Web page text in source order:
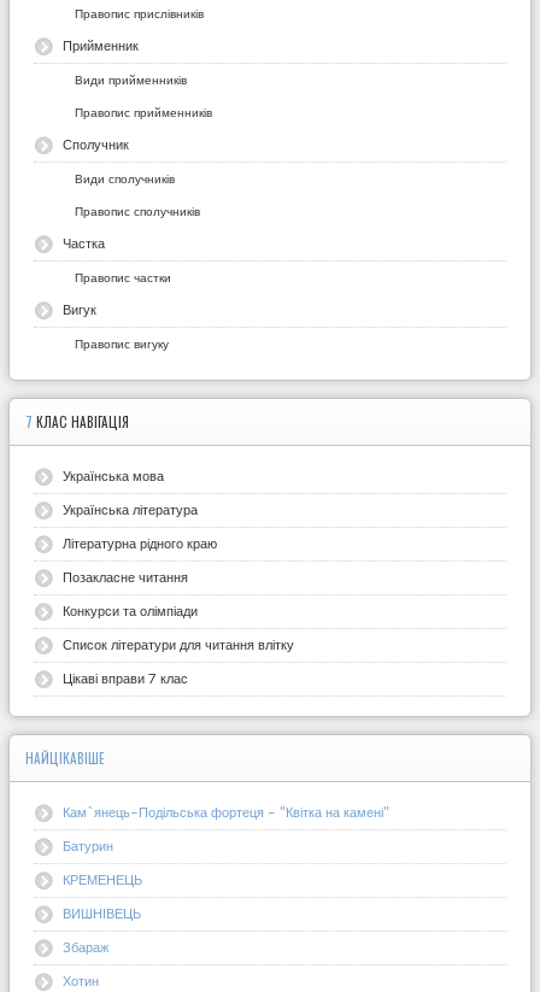
Правопис прислівників
Прийменник
Види прийменників
Правопис прийменників
Сполучник
Види сполучників
Правопис сполучників
Частка
Правопис частки
Вигук
Правопис вигуку
7 КЛАС НАВІГАЦІЯ
Українська мова
Українська література
Літературна рідного краю
Позакласне читання
Конкурси та олімпіади
Список літератури для читання влітку
Цікаві вправи 7 клас
НАЙЦІКАВІШЕ
Кам`янець-Подільська фортеця - "Квітка на камені"
Батурин
КРЕМЕНЕЦЬ
ВИШНІВЕЦЬ
Збараж
Хотин